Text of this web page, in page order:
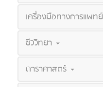
เครื่องมือทางการแพทย์
ชีววิทยา
ดาราศาสตร์